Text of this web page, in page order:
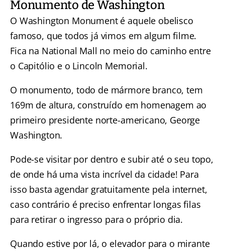
Monumento de Washington
O Washington Monument é aquele obelisco
famoso, que todos já vimos em algum filme.
Fica na National Mall no meio do caminho entre
o Capitólio e o Lincoln Memorial.
O monumento, todo de mármore branco, tem
169m de altura, construído em homenagem ao
primeiro presidente norte-americano, George
Washington.
Pode-se visitar por dentro e subir até o seu topo,
de onde há uma vista incrível da cidade! Para
isso basta agendar gratuitamente pela internet,
caso contrário é preciso enfrentar longas filas
para retirar o ingresso para o próprio dia.
Quando estive por lá, o elevador para o mirante